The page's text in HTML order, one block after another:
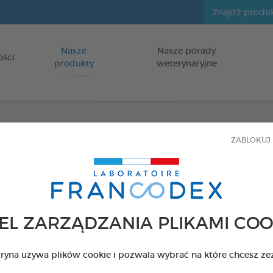
ZARZĄDZANIA PLIKAMI
używa plików cookie i pozwala wybrać na które chcesz
ZABLOKUJ
Idź do zawartości
Nasze
produkty
Nasze porady
weterynaryjne
dla psów i
Kod 179167 - EAN